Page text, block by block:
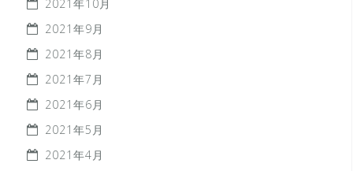
2021年10月
2021年9月
2021年8月
2021年7月
2021年6月
2021年5月
2021年4月